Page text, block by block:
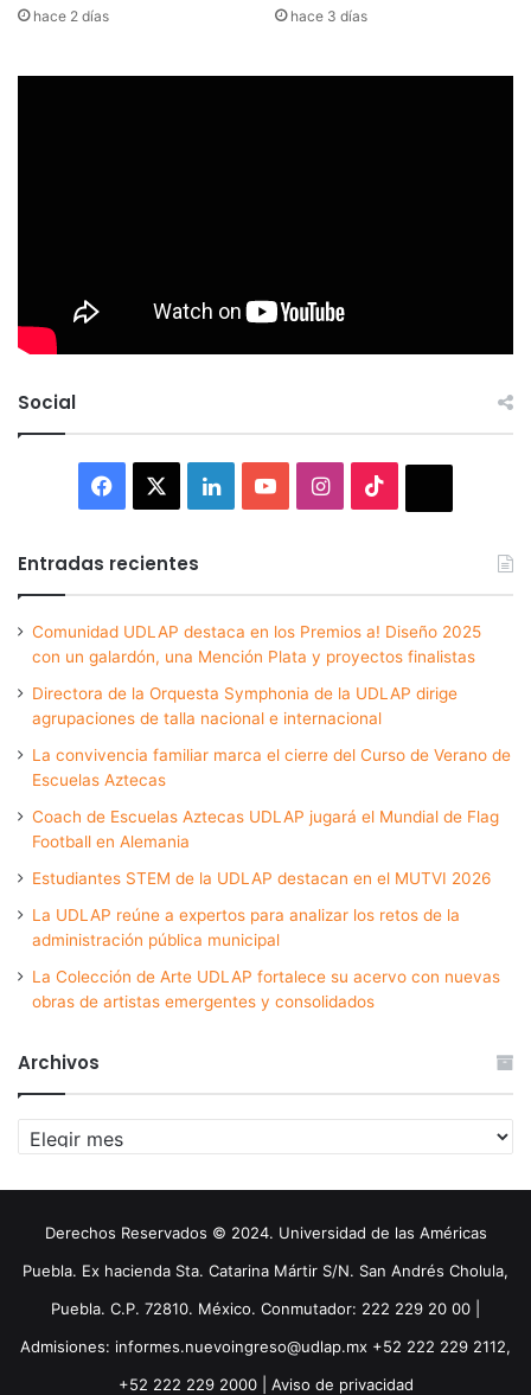
hace 2 días hace 3 días
Social
Facebook LinkedInYouTubeInstagram
Entradas recientes
Comunidad UDLAP destaca en los Premios a! Diseño 2025
con un galardón, una Mención Plata y proyectos finalistas
Directora de la Orquesta Symphonia de la UDLAP dirige
agrupaciones de talla nacional e internacional
La convivencia familiar marca el cierre del Curso de Verano de
Escuelas Aztecas
Coach de Escuelas Aztecas UDLAP jugará el Mundial de Flag
Football en Alemania
Estudiantes STEM de la UDLAP destacan en el MUTVI 2026
La UDLAP reúne a expertos para analizar los retos de la
administración pública municipal
La Colección de Arte UDLAP fortalece su acervo con nuevas
obras de artistas emergentes y consolidados
Archivos
Archivos
Derechos Reservados © 2024. Universidad de las Américas
Puebla. Ex hacienda Sta. Catarina Mártir S/N. San Andrés Cholula,
Puebla. C.P. 72810. México. Conmutador: 222 229 20 00 |
Admisiones: informes.nuevoingreso@udlap.mx +52 222 229 2112,
+52 222 229 2000 | Aviso de privacidad